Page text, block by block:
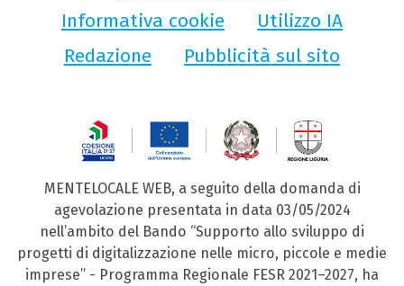
Informativa cookie
Utilizzo IA
Redazione
Pubblicità sul sito
MENTELOCALE WEB, a seguito della domanda di
agevolazione presentata in data 03/05/2024
nell’ambito del Bando “Supporto allo sviluppo di
progetti di digitalizzazione nelle micro, piccole e medie
imprese” - Programma Regionale FESR 2021–2027, ha